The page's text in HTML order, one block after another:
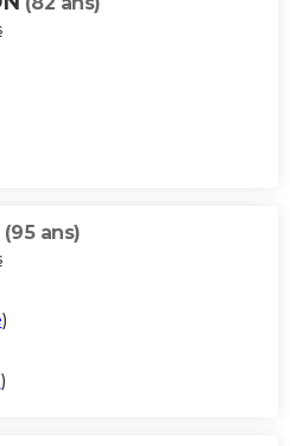
(95 ans)
)
)